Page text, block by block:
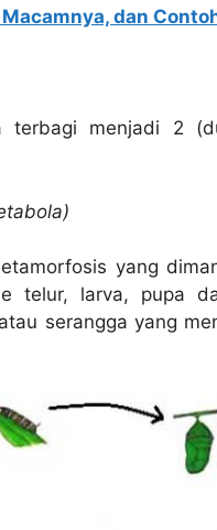
dan
terbagi menjadi 2
yang
telur, larva, pupa
serangga yang